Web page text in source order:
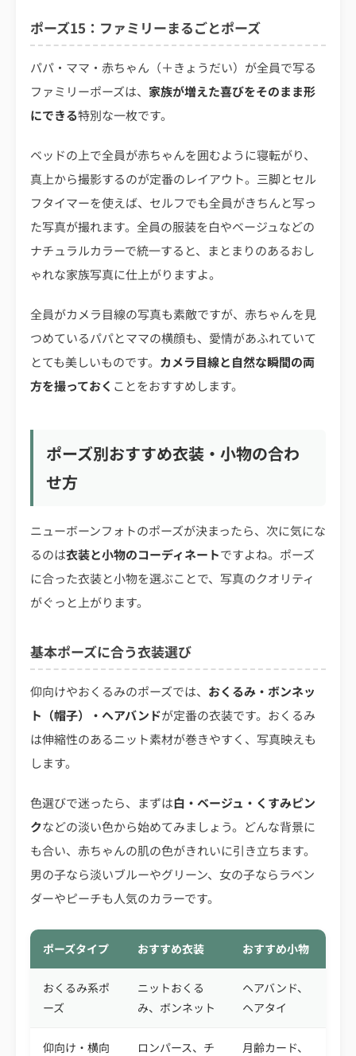
ポーズ15：ファミリーまるごとポーズ
パパ・ママ・赤ちゃん（＋きょうだい）が全員で写る
ファミリーポーズは、 家族が増えた喜びをそのまま形
にできる特別な一枚です。
ベッドの上で全員が赤ちゃんを囲むように寝転がり、
真上から撮影するのが定番のレイアウト。三脚とセル
フタイマーを使えば、セルフでも全員がきちんと写っ
た写真が撮れます。全員の服装を白やベージュなどの
ナチュラルカラーで統一すると、まとまりのあるおし
ゃれな家族写真に仕上がりますよ。
全員がカメラ目線の写真も素敵ですが、赤ちゃんを見
つめているパパとママの横顔も、愛情があふれていて
とても美しいものです。 カメラ目線と自然な瞬間の両
方を撮っておく ことをおすすめします。
ポーズ別おすすめ衣装・小物の合わ
せ方
ニューボーンフォトのポーズが決まったら、次に気にな
るのは衣装と小物のコーディネートですよね。ポーズ
に合った衣装と小物を選ぶことで、写真のクオリティ
がぐっと上がります。
基本ポーズに合う衣装選び
仰向けやおくるみのポーズでは、 おくるみ・ボンネッ
ト（帽子）・ヘアバンドが定番の衣装です。おくるみ
は伸縮性のあるニット素材が巻きやすく、写真映えも
します。
色選びで迷ったら、まずは白・ベージュ・くすみピン
クなどの淡い色から始めてみましょう。どんな背景に
も合い、赤ちゃんの肌の色がきれいに引き立ちます。
男の子なら淡いブルーやグリーン、女の子ならラベン
ダーやピーチも人気のカラーです。
ポーズタイプ おすすめ衣装 おすすめ小物
おくるみ系ポ
ーズ
ニットおくる
み、ボンネット
ヘアバンド、
ヘアタイ
仰向け・横向
ロンパース、チ
月齢カード、